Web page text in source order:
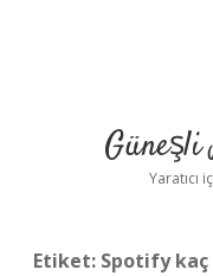
Güneşli
Yaratıcı
Etiket: Spotify